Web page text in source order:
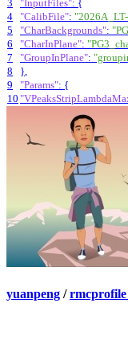
3
"InputFiles": {
4
"CalibFile":
5
"CharBackgrounds":
6
"CharInPlane":
7
"GroupInPlane":
8
}
9
"Params": {
10
yuanpeng /